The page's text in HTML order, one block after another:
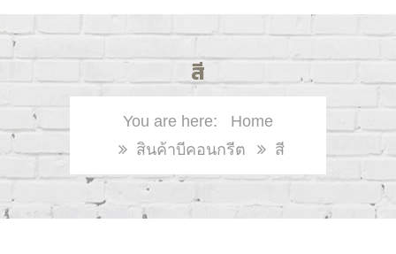
สี
Home
สินค้าบีคอนกรีต
สี